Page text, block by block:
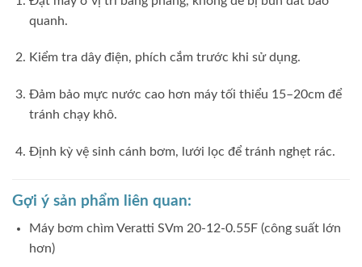
quanh.
Kiểm tra dây điện, phích cắm trước khi sử dụng.
Đảm bảo mực nước cao hơn máy tối thiểu 15–20cm để
tránh chạy khô.
Định kỳ vệ sinh cánh bơm, lưới lọc để tránh nghẹt rác.
Gợi ý sản phẩm liên quan:
Máy bơm chìm Veratti SVm 20‑12‑0.55F (công suất lớn
hơn)